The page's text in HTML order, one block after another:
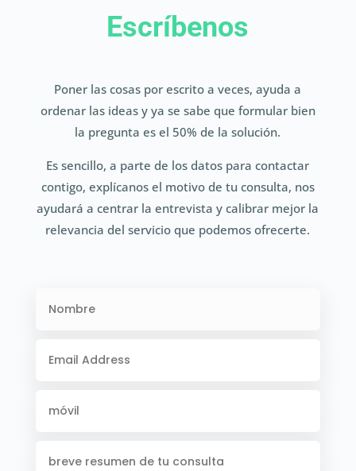
Escríbenos
Poner las cosas por escrito a veces, ayuda a
ordenar las ideas y ya se sabe que formular bien
la pregunta es el 50% de la solución.
Es sencillo, a parte de los datos para contactar
contigo, explícanos el motivo de tu consulta, nos
ayudará a centrar la entrevista y calibrar mejor la
relevancia del servicio que podemos ofrecerte.